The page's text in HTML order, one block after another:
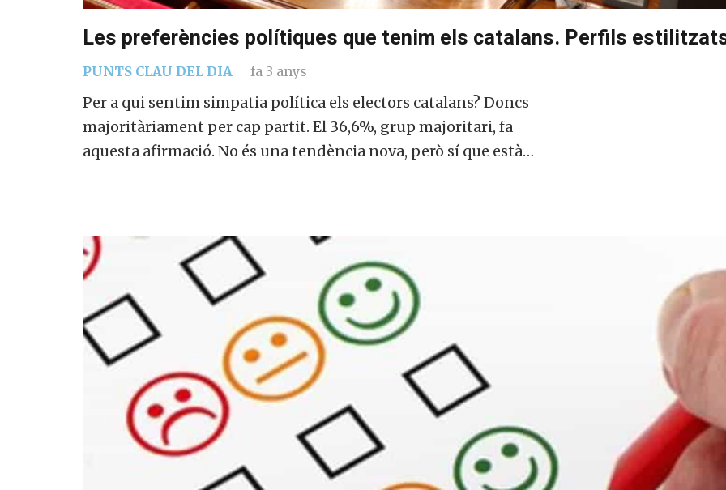
Les preferències polítiques que tenim els catalans. Perfils
PUNTS CLAU DEL DIA fa 3 anys
Per a qui sentim simpatia política els electors catalans? Doncs
majoritàriament per cap partit. El 36,6%, grup majoritari, fa
aquesta afirmació. No és una tendència nova, però sí que està…